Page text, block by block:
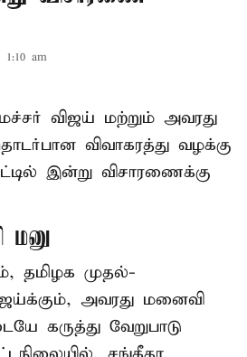
1:10 am
விஜய் மற்றும் அவரது
விவாகரத்து வழக்கு
இன்று விசாரணைக்கு
மனு
தமிழக முதல்-
அவரது மனைவி
கருத்து வேறுபாடு